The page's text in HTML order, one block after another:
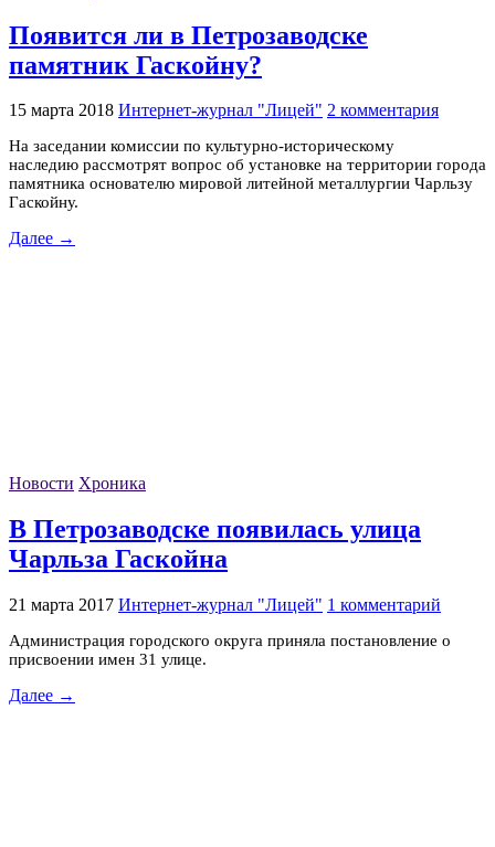
Появится ли в Петрозаводске
памятник Гаскойну?
15 марта 2018 Интернет-журнал "Лицей" 2 комментария
На заседании комиссии по культурно-историческому
наследию рассмотрят вопрос об установке на территории города
памятника основателю мировой литейной металлургии Чарльзу
Гаскойну.
Далее →
Новости Хроника
В Петрозаводске появилась улица
Чарльза Гаскойна
21 марта 2017 Интернет-журнал "Лицей" 1 комментарий
Администрация городского округа приняла постановление о
присвоении имен 31 улице.
Далее →